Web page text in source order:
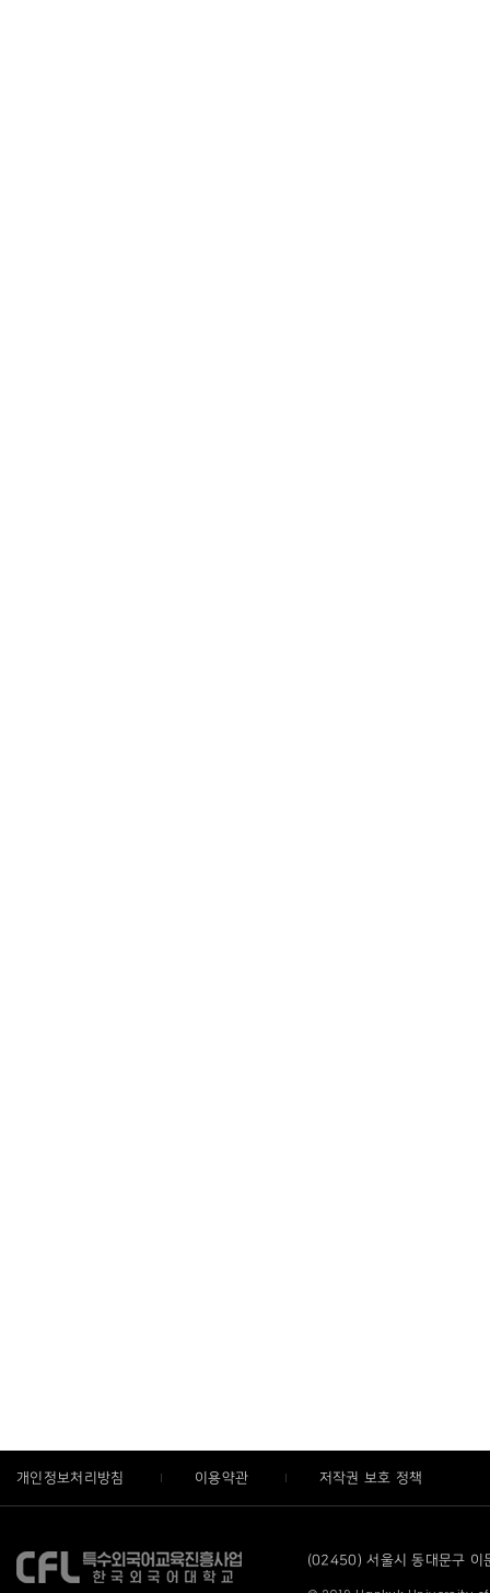
개인정보처리방침 이용약관 저작권 보호 정책
(02450) 서울시 동대문구